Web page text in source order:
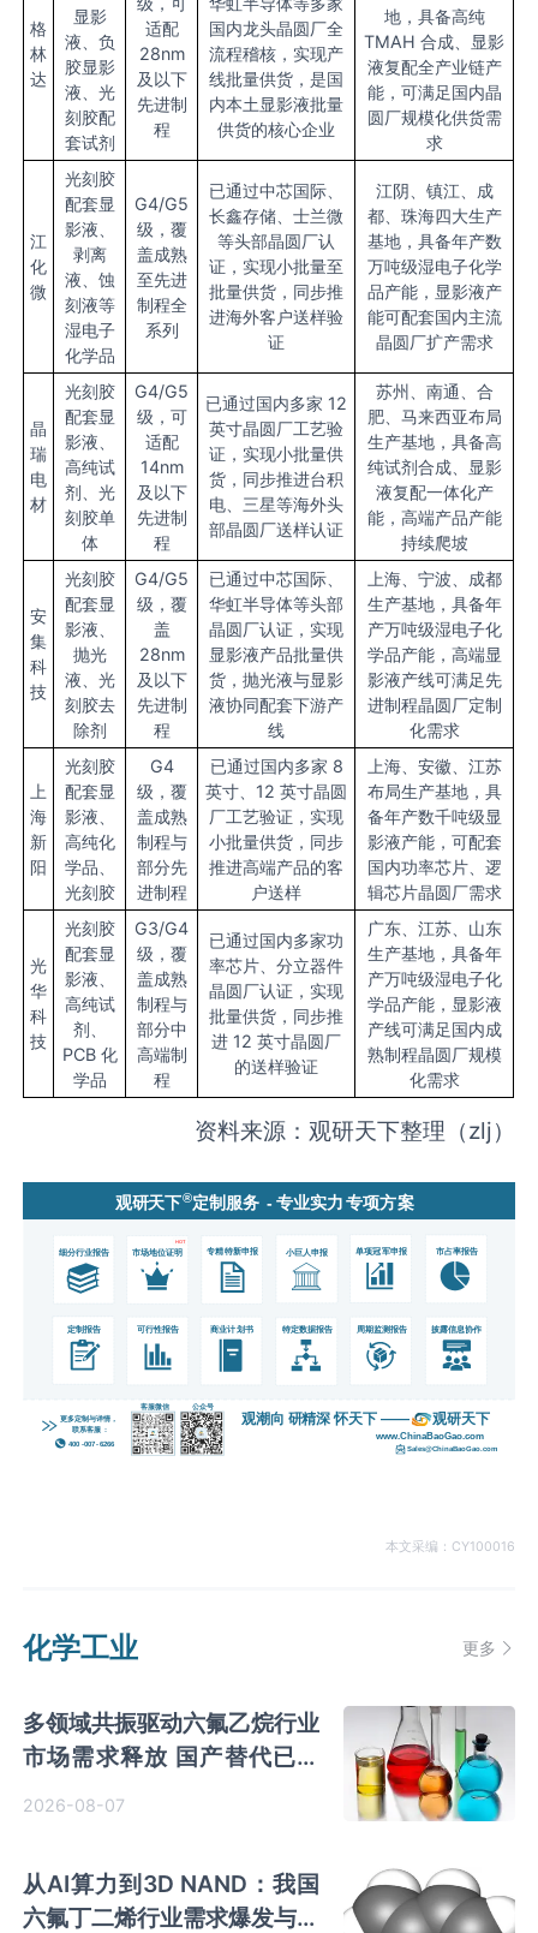
格
林
达
显影
液、负
胶显影
液、光
刻胶配
套试剂
适配
28nm
及以下
先进制
程
国内龙头晶圆厂全
流程稽核，实现产
线批量供货，是国
内本土显影液批量
供货的核心企业
地，具备高纯
TMAH 合成、显影
液复配全产业链产
能，可满足国内晶
圆厂规模化供货需
求
江
化
微
光刻胶
配套显
影液、
剥离
液、蚀
刻液等
湿电子
化学品
G4/G5
级，覆
盖成熟
至先进
制程全
系列
已通过中芯国际、
长鑫存储、士兰微
等头部晶圆厂认
证，实现小批量至
批量供货，同步推
进海外客户送样验
证
江阴、镇江、成
都、珠海四大生产
基地，具备年产数
万吨级湿电子化学
品产能，显影液产
能可配套国内主流
晶圆厂扩产需求
晶
瑞
电
材
光刻胶
配套显
影液、
高纯试
剂、光
刻胶单
体
G4/G5
级，可
适配
14nm
及以下
先进制
程
已通过国内多家 12
英寸晶圆厂工艺验
证，实现小批量供
货，同步推进台积
电、三星等海外头
部晶圆厂送样认证
苏州、南通、合
肥、马来西亚布局
生产基地，具备高
纯试剂合成、显影
液复配一体化产
能，高端产品产能
持续爬坡
安
集
科
技
光刻胶
配套显
影液、
抛光
液、光
刻胶去
除剂
G4/G5
级，覆
盖
28nm
及以下
先进制
程
已通过中芯国际、
华虹半导体等头部
晶圆厂认证，实现
显影液产品批量供
货，抛光液与显影
液协同配套下游产
线
上海、宁波、成都
生产基地，具备年
产万吨级湿电子化
学品产能，高端显
影液产线可满足先
进制程晶圆厂定制
化需求
上
海
新
阳
光刻胶
配套显
影液、
高纯化
学品、
光刻胶
G4
级，覆
盖成熟
制程与
部分先
进制程
已通过国内多家 8
英寸、12 英寸晶圆
厂工艺验证，实现
小批量供货，同步
推进高端产品的客
户送样
上海、安徽、江苏
布局生产基地，具
备年产数千吨级显
影液产能，可配套
国内功率芯片、逻
辑芯片晶圆厂需求
光
华
科
技
光刻胶
配套显
影液、
高纯试
剂、
PCB 化
学品
G3/G4
级，覆
盖成熟
制程与
部分中
高端制
程
已通过国内多家功
率芯片、分立器件
晶圆厂认证，实现
批量供货，同步推
进 12 英寸晶圆厂
的送样验证
广东、江苏、山东
生产基地，具备年
产万吨级湿电子化
学品产能，显影液
产线可满足国内成
熟制程晶圆厂规模
化需求
资料来源：观研天下整理（zlj）
本文采编：CY100016
化学工业 更多
多领域共振驱动六氟乙烷行业
市场需求释放 国产替代已基
2026-08-07
从AI算力到3D NAND：我国
六氟丁二烯行业需求爆发与国